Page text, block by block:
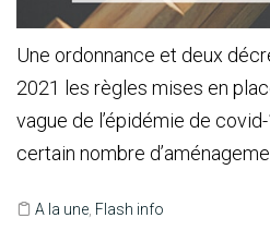
Une ordonnance et deux
2021 les règles mises en
vague de l’épidémie de
certain nombre
A la une, Flash info